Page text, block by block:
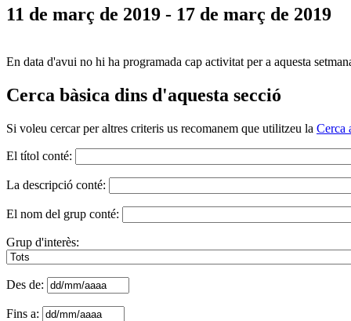
11 de març de 2019 - 17 de març de 2019
En data d'avui no hi ha programada cap activitat per a aquesta
Cerca bàsica dins d'aquesta secció
Si voleu cercar per altres criteris us recomanem que utilitzeu la Cerca
El títol conté:
La descripció conté:
El nom del grup conté:
Grup d'interès:
Des de:
Fins a: